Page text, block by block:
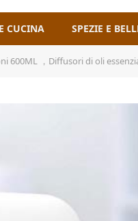
CUCINA SPEZIE E
di oli essenziali,Lampade